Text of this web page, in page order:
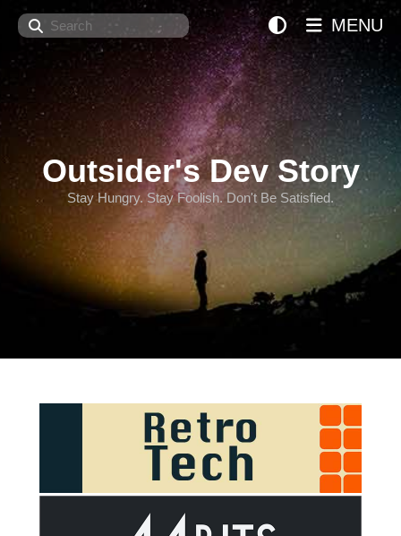
Search
Outsider's Dev Story
Stay Hungry. Stay Foolish. Don't Be Satisfied.
MENU